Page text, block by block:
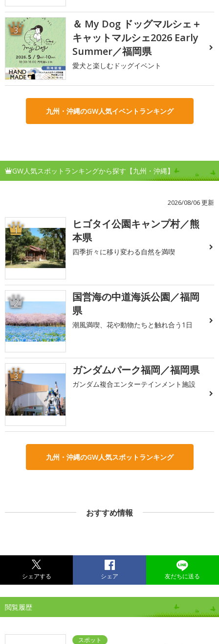
3
＆ My Dog ドッグマルシェ＋
キャットマルシェ2026 Early
Summer／福岡県
愛犬と楽しむドッグイベント
九州・沖縄のGW人気イベントランキング
GW人気スポットランキングから探す【九州・沖縄】
2026/08/06 更新
1
ヒゴタイ公園キャンプ村／熊
本県
四季折々に移り変わる自然を満喫
2
国営海の中道海浜公園／福岡
県
潮風満喫、花や動物たちと触れ合う1日
3 ガンダムパーク福岡／福岡県
ガンダム複合エンターテインメント施設
九州・沖縄のGW人気スポットランキング
おすすめ情報
シェアする シェア 友だちに送る
閲覧履歴